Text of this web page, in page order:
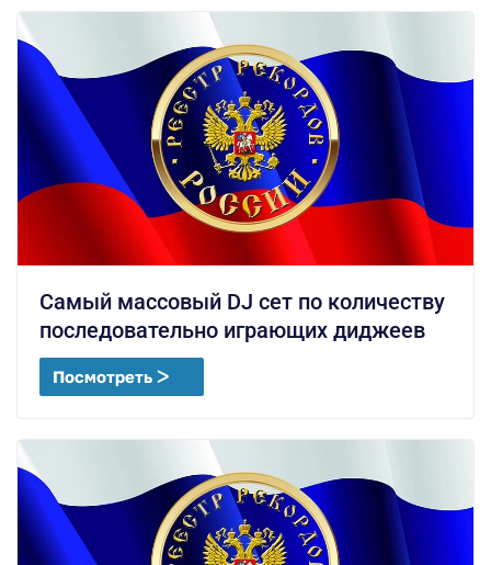
Самый массовый DJ сет по количеству
последовательно играющих диджеев
Посмотреть ᐳ